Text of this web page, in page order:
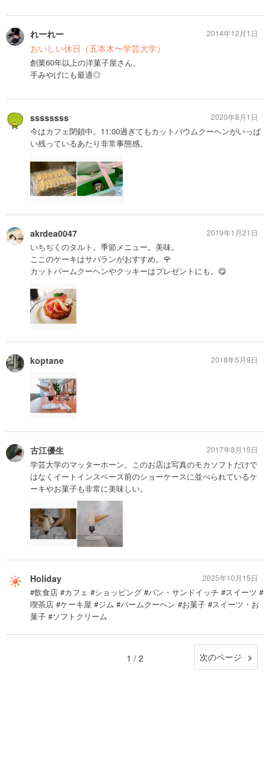
れーれー
おいしい休日（五本木〜学芸大学）
創業60年以上の洋菓子屋さん。
手みやげにも最適◎
2014年12月1日
ssssssss
今はカフェ閉鎖中。11:00過ぎてもカットバウムクーヘンがいっぱ
い残っているあたり非常事態感。
2020年8月1日
akrdea0047
いちぢくのタルト。季節メニュー。美味。
ここのケーキはサバランがおすすめ。🌹
カットバームクーヘンやクッキーはプレゼントにも。😋
2019年1月21日
koptane 2018年5月9日
古江優生
学芸大学のマッターホーン。このお店は写真のモカソフトだけで
はなくイートインスペース前のショーケースに並べられているケ
ーキやお菓子も非常に美味しい。
2017年8月15日
Holiday
#飲食店 #カフェ #ショッピング #パン・サンドイッチ #スイーツ #
喫茶店 #ケーキ屋 #ジム #バームクーヘン #お菓子 #スイーツ・お
菓子 #ソフトクリーム
2025年10月15日
1 / 2 次のページ